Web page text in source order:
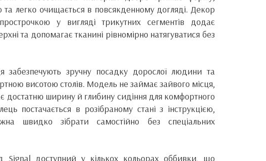
та легко очищається в повсякденному догляді. Декор
у вигляді трикутних сегментів додає
та допомагає тканині рівномірно натягуватися без
забезпечують зручну посадку дорослої людини та
висотою столів. Модель не займає зайвого місця,
достатню ширину й глибину сидіння для комфортного
постачається в розібраному стані з інструкцією,
швидко зібрати самостійно без спеціальних
Signal доступний у кількох кольорах оббивки, що